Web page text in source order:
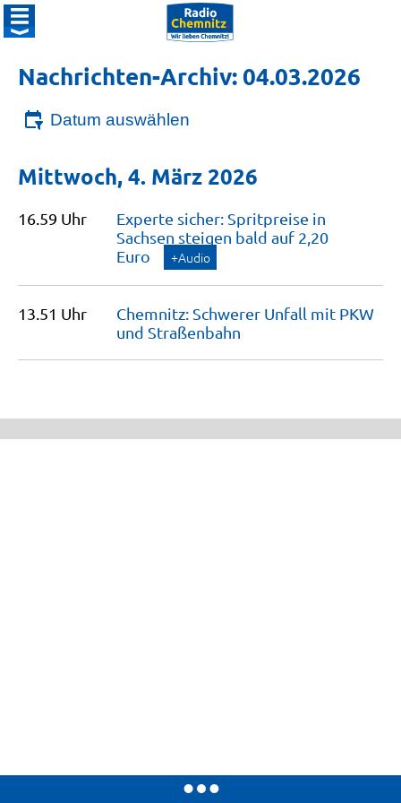
Nachrichten-Archiv: 04.03.2026
Datum auswählen
Mittwoch, 4. März 2026
16.59 Uhr
Experte sicher: Spritpreise in
Sachsen steigen bald auf 2,20
Euro
+Audio
13.51 Uhr
Chemnitz: Schwerer Unfall mit PKW
und Straßenbahn